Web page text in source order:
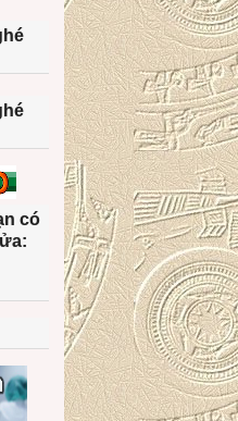
có